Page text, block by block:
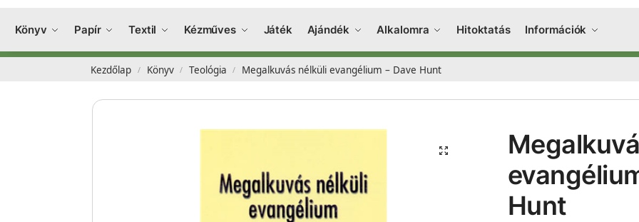
Könyv Papír Textil Kézműves Játék Ajándék Alkalomra Hitoktatás Információk
Kezdőlap / Könyv / Teológia / Megalkuvás nélküli evangélium – Dave Hunt
Hunt